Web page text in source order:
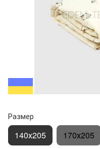
Размер
140х205 170х205